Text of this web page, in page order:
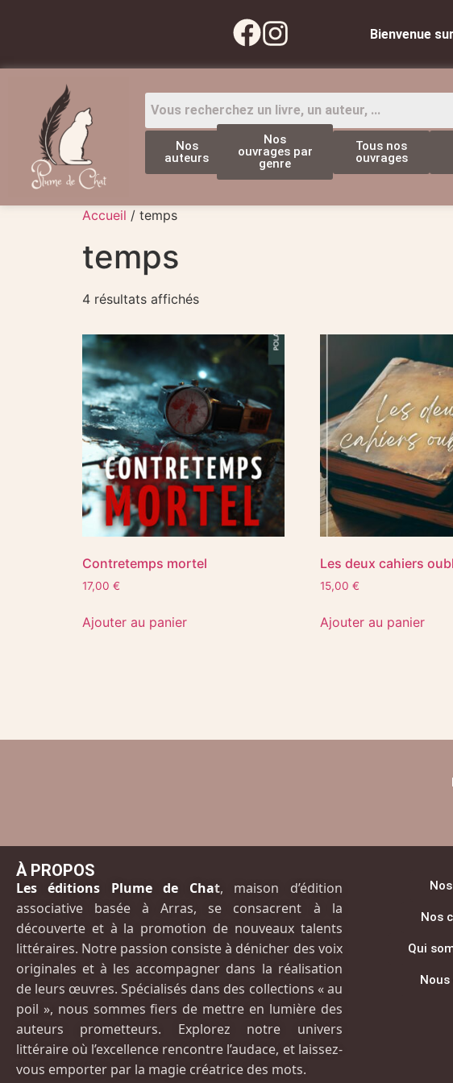
Bienvenue
Nos
auteurs
Nos
ouvrages par
genre
Tous nos
ouvrages
Accueil / temps
temps
4 résultats affichés
Contretemps mortel
17,00 €
Ajouter au panier
Les deux cahiers
15,00 €
Ajouter au panier
À PROPOS
Les éditions Plume de Chat, maison d’édition
associative basée à Arras, se consacrent à la
découverte et à la promotion de nouveaux talents
littéraires. Notre passion consiste à dénicher des voix
originales et à les accompagner dans la réalisation
de leurs œuvres. Spécialisés dans des collections « au
poil », nous sommes fiers de mettre en lumière des
auteurs prometteurs. Explorez notre univers
littéraire où l’excellence rencontre l’audace, et laissez-
vous emporter par la magie créatrice des mots.
Nos
Qui